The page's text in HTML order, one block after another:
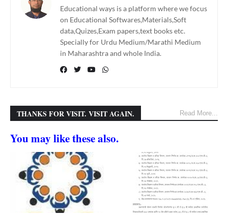
Educational ways is a platform where we focus
on Educational Softwares,Materials,Soft
data,Quizes,Exam papers,text books etc.
Specially for Urdu Medium/Marathi Medium
in Maharashtra and whole India.
THANKS FOR VISIT. VISIT AGAIN. Read More...
You may like these also.